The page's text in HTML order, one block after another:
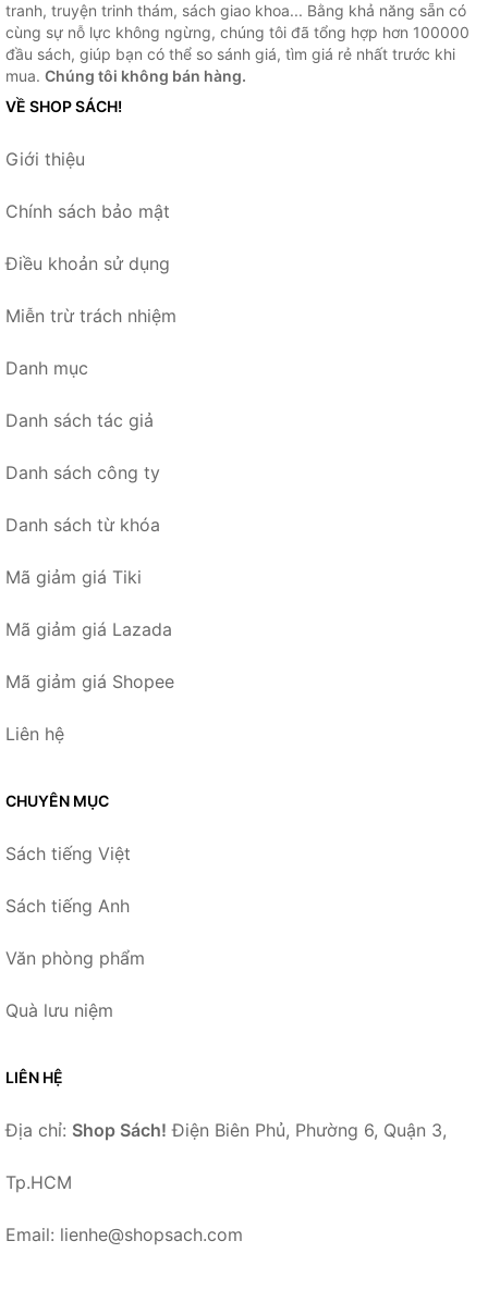
tranh, truyện trinh thám, sách giao khoa... Bằng khả năng sẵn có
cùng sự nỗ lực không ngừng, chúng tôi đã tổng hợp hơn 100000
đầu sách, giúp bạn có thể so sánh giá, tìm giá rẻ nhất trước khi
mua. Chúng tôi không bán hàng.
VỀ SHOP SÁCH!
Giới thiệu
Chính sách bảo mật
Điều khoản sử dụng
Miễn trừ trách nhiệm
Danh mục
Danh sách tác giả
Danh sách công ty
Danh sách từ khóa
Mã giảm giá Tiki
Mã giảm giá Lazada
Mã giảm giá Shopee
Liên hệ
CHUYÊN MỤC
Sách tiếng Việt
Sách tiếng Anh
Văn phòng phẩm
Quà lưu niệm
LIÊN HỆ
Địa chỉ: Shop Sách! Điện Biên Phủ, Phường 6, Quận 3,
Tp.HCM
Email: lienhe@shopsach.com